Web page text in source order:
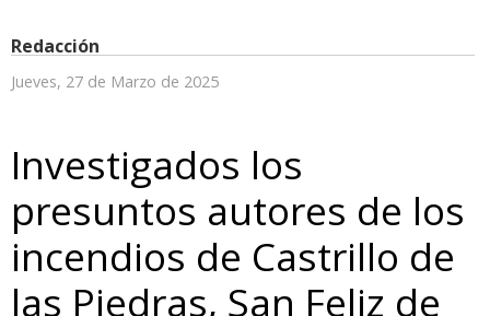
Redacción
Jueves, 27 de Marzo de 2025
Investigados los
presuntos autores de los
incendios de Castrillo de
las Piedras, San Feliz de